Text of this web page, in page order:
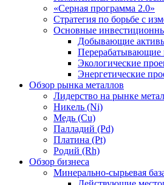
«Серная программа 2.0»
Стратегия по борьбе с
Основные
Добывающие
Перерабатывающие
Экологические
Энергетические
Обзор рынка металлов
Лидерство на рынке
Никель (Ni)
Медь (Cu)
Палладий (Pd)
Платина (Pt)
Родий (Rh)
Обзор бизнеса
Минерально-сырьевая